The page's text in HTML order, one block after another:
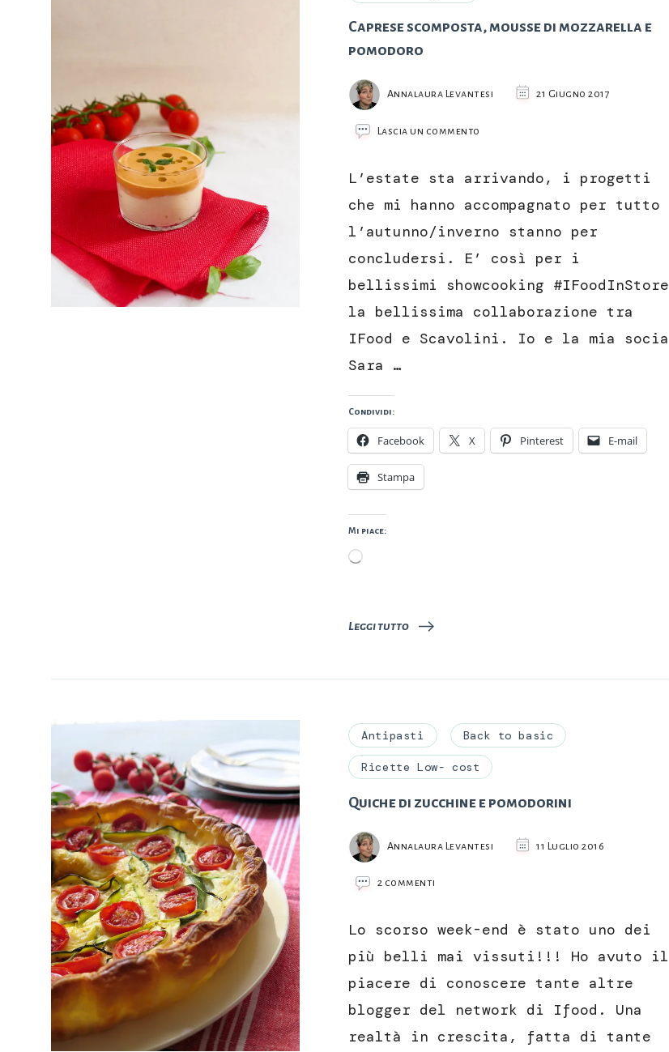
Caprese scomposta, mousse di mozzarella e
pomodoro
Annalaura Levantesi 21 Giugno 2017
Lascia un commento
mousse
mozzarella
e
L’estate sta arrivando, i progetti
che mi hanno accompagnato per tutto
l’autunno/inverno stanno per
concludersi. E’ così per i
bellissimi showcooking #IFoodInStore
la bellissima collaborazione tra
IFood e Scavolini. Io e la mia socia
Sara …
Condividi:
Facebook X Pinterest E-mail
Stampa
Mi piace:
Caricamento
Leggi tutto
Antipasti Back to basic
Ricette Low- cost
Quiche di zucchine e pomodorini
Annalaura Levantesi 11 Luglio 2016
2 commenti
zucchine
Lo scorso week-end è stato uno dei
più belli mai vissuti!!! Ho avuto il
piacere di conoscere tante altre
blogger del network di Ifood. Una
realtà in crescita, fatta di tante